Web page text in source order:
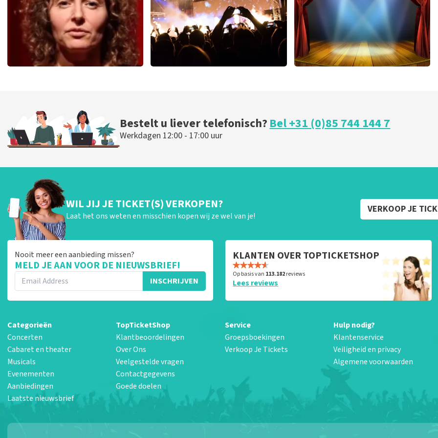
BESTEL NU
Bestelt u liever telefonisch?Bel +31 (0)85 744 144 7
Werkdagen 12:00 - 17:00 uur
WIL JIJ JE TICKET(S) VERKOPEN?
Laat het ons weten en misschien kopen wij ze wel van je!
VERKOOP JE
Nooit meer een aanbieding missen?
MELD JE AAN VOOR DE NIEUWSBRIEF!
INSCHRIJVEN
KLANTEN OVER TOPTICKETSHOP
Op basis van 113.182reviews
Lees reviews
Categorieën
Concerten
Cabaret en theater
Musicals
Evenementen
Aanbiedingen
Laatste nieuwsbrief
TopTicketShop
Klantbeoordelingen
Over Ons
Veelgestelde vragen
Contactgegevens
Goede doelen
Service
Groepsboekingen
Verkoop Je Tickets
Hulp nodig?
Klantenservice
Veiligheid en privacy
Algemene voorwaarden